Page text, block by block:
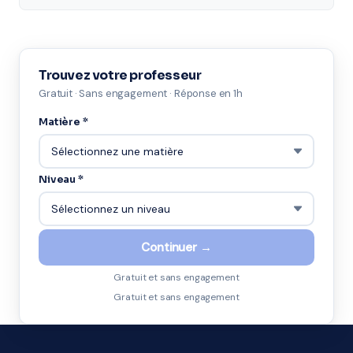
Trouvez votre professeur
Gratuit · Sans engagement · Réponse en 1h
Matière *
Niveau *
Continuer →
Gratuit et sans engagement
Gratuit et sans engagement